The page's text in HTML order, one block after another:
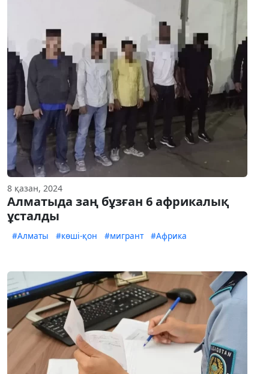
8 қазан, 2024
Алматыда заң бұзған 6 африкалық
ұсталды
#Алматы #көші-қон #мигрант #Африка